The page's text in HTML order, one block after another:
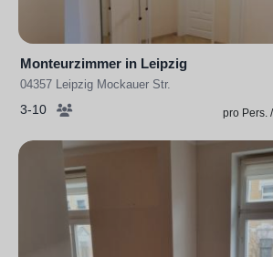
Monteurzimmer in Leipzig
04357 Leipzig Mockauer Str.
3-10 pro Pers.